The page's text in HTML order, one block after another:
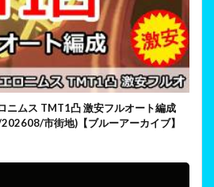
ニムス TMT1凸 激安フルオート編成
市街地)【ブルーアーカイブ】